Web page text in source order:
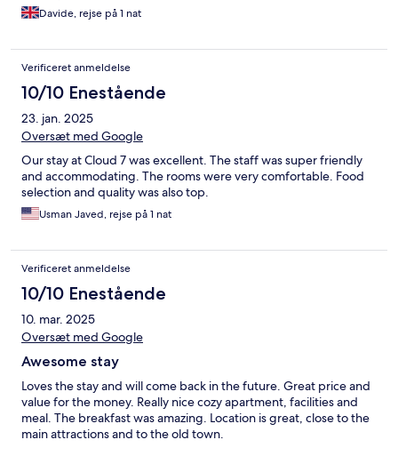
Davide, rejse på 1 nat
Verificeret anmeldelse
10/10 Enestående
23. jan. 2025
Oversæt med Google
Our stay at Cloud 7 was excellent. The staff was super friendly
and accommodating. The rooms were very comfortable. Food
selection and quality was also top.
Usman Javed, rejse på 1 nat
Verificeret anmeldelse
10/10 Enestående
10. mar. 2025
Oversæt med Google
Awesome stay
Loves the stay and will come back in the future. Great price and
value for the money. Really nice cozy apartment, facilities and
meal. The breakfast was amazing. Location is great, close to the
main attractions and to the old town.